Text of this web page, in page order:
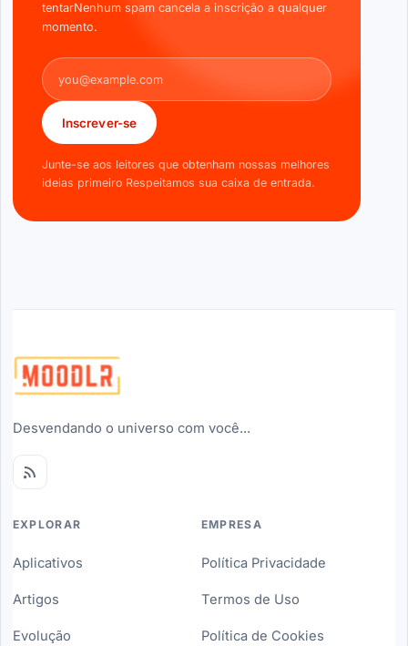
tentarNenhum spam cancela a inscrição a qualquer
momento.
Endereço de e-mail
Inscrever-se
Junte-se aos leitores que obtenham nossas melhores
ideias primeiro Respeitamos sua caixa de entrada.
Desvendando o universo com você...
EXPLORAR
Aplicativos
Artigos
Evolução
EMPRESA
Política Privacidade
Termos de Uso
Política de Cookies